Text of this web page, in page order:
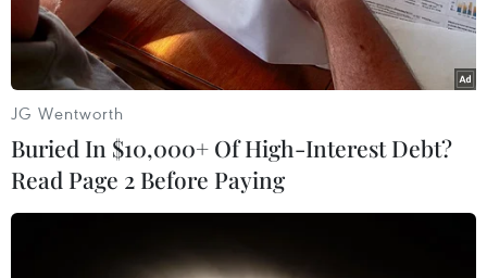
ngày 30/9/2019.
JG Wentworth
Buried In $10,000+ Of High-Interest Debt?
Read Page 2 Before Paying